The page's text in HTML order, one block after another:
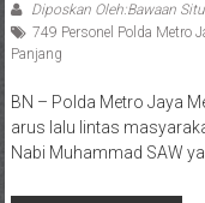
Diposkan Oleh:Bawaan
749 Personel Polda Metro
Panjang
BN – Polda Metro Jaya
arus lalu lintas
Nabi Muhammad SAW